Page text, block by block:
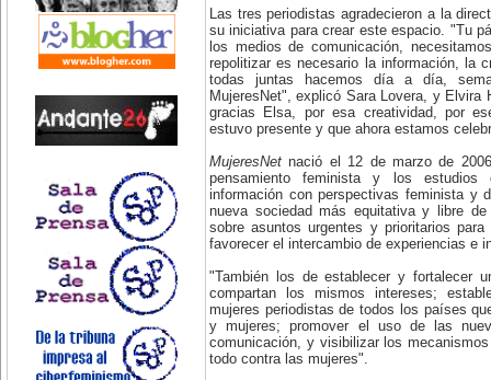
Las tres periodistas agradecieron a la
su iniciativa para crear este espacio. "Tu
los medios de comunicación,
repolitizar es necesario la información, la
todas juntas hacemos día a día,
MujeresNet", explicó Sara Lovera, y Elvira
gracias Elsa, por esa creatividad, por
estuvo presente y que ahora estamos
MujeresNet nació el 12 de marzo de
pensamiento feminista y los estudios
información con perspectivas feminista y
nueva sociedad más equitativa y libre
sobre asuntos urgentes y prioritarios
favorecer el intercambio de experiencias e
"También los de establecer y fortalecer
compartan los mismos intereses;
mujeres periodistas de todos los países
y mujeres; promover el uso de las
comunicación, y visibilizar los
todo contra las mujeres".